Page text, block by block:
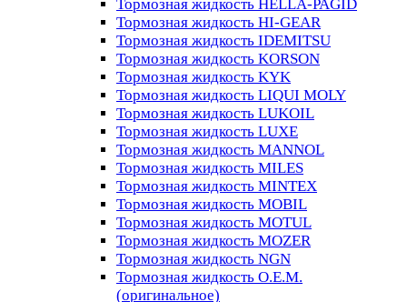
Тормозная жидкость HELLA-PAGID
Тормозная жидкость HI-GEAR
Тормозная жидкость IDEMITSU
Тормозная жидкость KORSON
Тормозная жидкость KYK
Тормозная жидкость LIQUI MOLY
Тормозная жидкость LUKOIL
Тормозная жидкость LUXE
Тормозная жидкость MANNOL
Тормозная жидкость MILES
Тормозная жидкость MINTEX
Тормозная жидкость MOBIL
Тормозная жидкость MOTUL
Тормозная жидкость MOZER
Тормозная жидкость NGN
Тормозная жидкость O.E.M.
(оригинальное)